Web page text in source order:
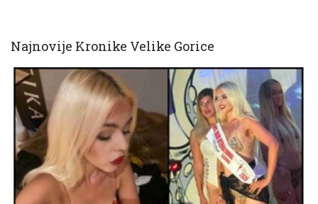
Najnovije Kronike Velike Gorice